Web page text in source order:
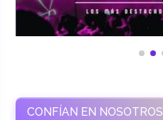
CONFÍAN EN NOSOTROS